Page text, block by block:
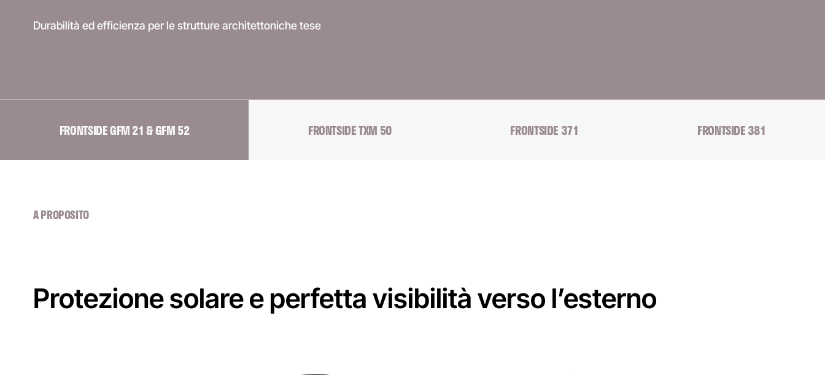
Durabilità ed efficienza per le strutture architettoniche tese
FRONTSIDE GFM 21 & GFM 52 FRONTSIDE TXM 50 FRONTSIDE 371 FRONTSIDE 381
A PROPOSITO
Protezione solare e perfetta visibilità verso l’esterno